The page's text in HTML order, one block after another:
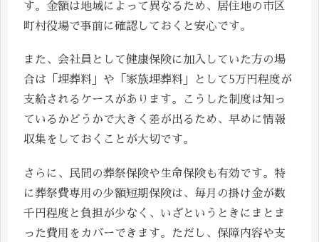
す。金額は地域によって異なるため、居住地の市区
町村役場で事前に確認しておくと安心です。
また、会社員として健康保険に加入していた方の場
合は「埋葬料」や「家族埋葬料」として5万円程度が
支給されるケースがあります。こうした制度は知っ
ているかどうかで大きく差が出るため、早めに情報
収集をしておくことが大切です。
さらに、民間の葬祭保険や生命保険も有効です。特
に葬祭費専用の少額短期保険は、毎月の掛け金が数
千円程度と負担が少なく、いざというときにまとま
った費用をカバーできます。ただし、保障内容や支